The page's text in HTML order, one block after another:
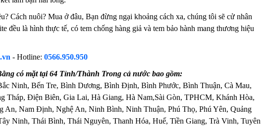
Cách nuôi? Mua ở đâu, Bạn đừng ngại khoảng cách xa, chúng tôi sẽ cử nhân
đều là hình thực tế, có tem chống hàng giả và tem bảo hành mang thương hiệu
- Hotline: 0566.950.950
có mặt tại 64 Tỉnh/Thành Trong cả nước bao gồm:
Ninh, Bến Tre, Bình Dương, Bình Định, Bình Phước, Bình Thuận, Cà Mau,
Điện Biên, Gia Lai, Hà Giang, Hà Nam,Sài Gòn, TPHCM, Khánh Hòa,
Nam Định, Nghệ An, Ninh Bình, Ninh Thuận, Phú Thọ, Phú Yên, Quảng
Ninh, Thái Bình, Thái Nguyên, Thanh Hóa, Huế, Tiền Giang, Trà Vinh, Tuyên